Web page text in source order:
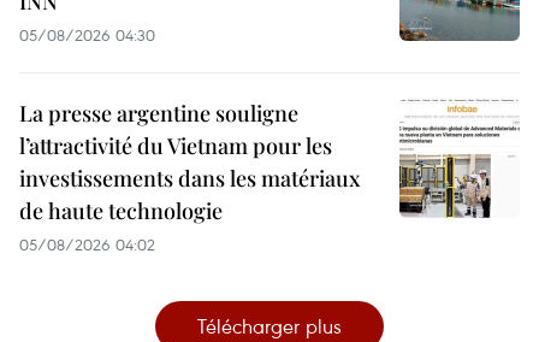
05/08/2026 04:30
La presse argentine souligne
l’attractivité du Vietnam pour les
investissements dans les matériaux
de haute technologie
05/08/2026 04:02
Télécharger plus